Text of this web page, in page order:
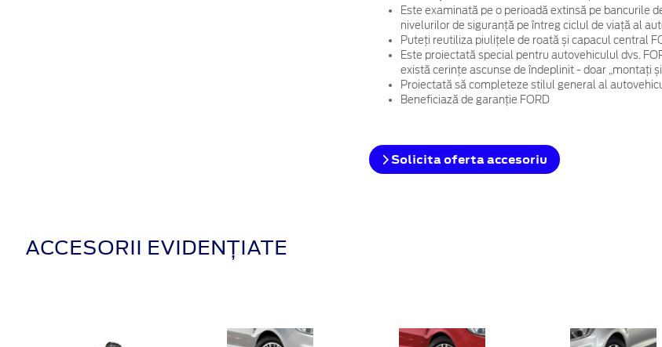
Este examinată pe o perioadă extinsă pe bancurile
nivelurilor de siguranță pe întreg ciclul de viață al
Puteți reutiliza piulițele de roată și capacul central
Este proiectată special pentru autovehiculul dvs.
există cerințe ascunse de îndeplinit - doar „montați și
Proiectată să completeze stilul general al
Beneficiază de garanție FORD
Solicita oferta accesoriu
ACCESORII EVIDENȚIATE